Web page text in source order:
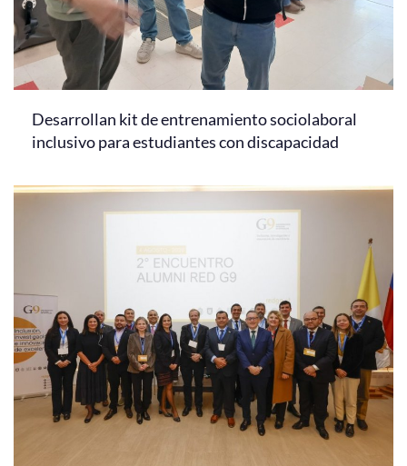
Desarrollan kit de entrenamiento sociolaboral
inclusivo para estudiantes con discapacidad